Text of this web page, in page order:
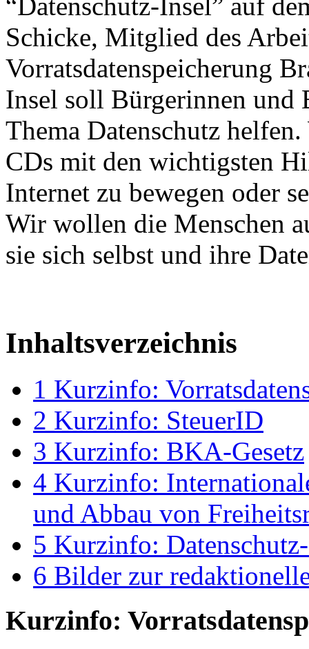
“Datenschutz-Insel” auf
Schicke, Mitglied des
Vorratsdatenspeicherung
Insel soll Bürgerinnen und
Thema Datenschutz
CDs mit den wichtigsten
Internet zu bewegen oder
Wir wollen die Menschen
sie sich selbst und ihre
Inhaltsverzeichnis
1 Kurzinfo:
2 Kurzinfo: SteuerID
3 Kurzinfo: BKA-Gesetz
4 Kurzinfo:
und Abbau von
5 Kurzinfo:
6 Bilder zur
Kurzinfo: